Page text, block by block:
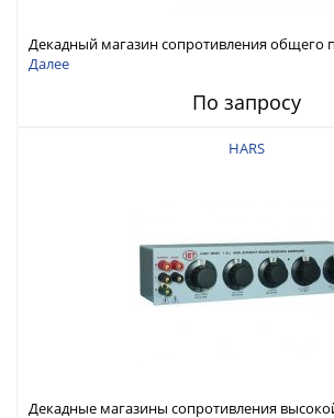
Декадный магазин сопротивления
- 111 МОм, погрешность 0,01% (до 10 МОм),
Далее
По запросу
HARS
Декадные магазины сопротивления